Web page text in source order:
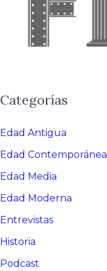
Categorías
Edad Antigua
Edad Contemporánea
Edad Media
Edad Moderna
Entrevistas
Historia
Podcast